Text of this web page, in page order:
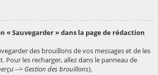
« Sauvegarder » dans la page de rédaction
des brouillons de vos messages et de les
Pour les recharger, allez dans le panneau de
--> Gestion des brouillons).